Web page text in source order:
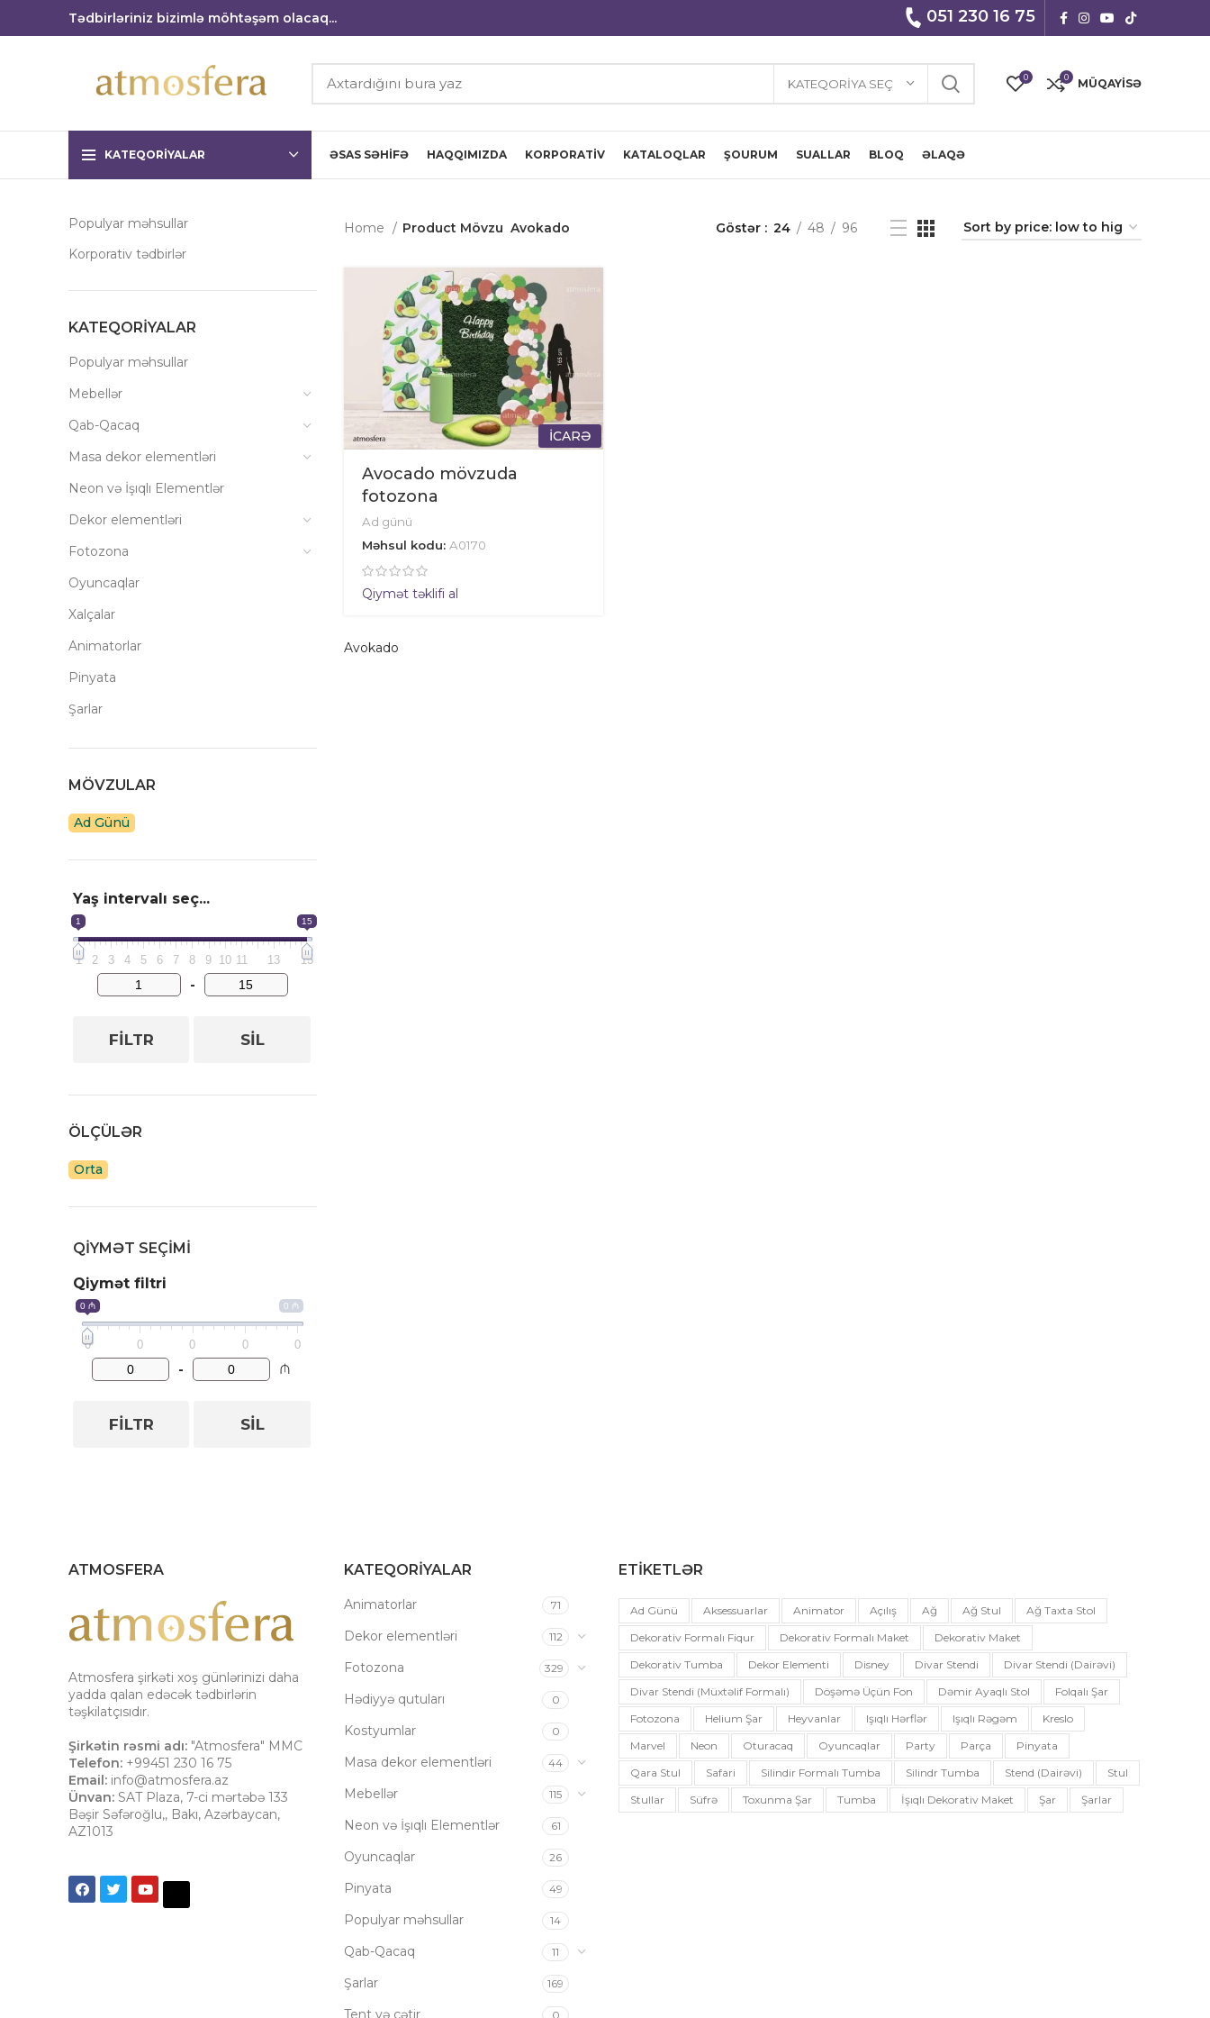
Tədbirləriniz bizimlə möhtəşəm olacaq... 051 230 16 75
KATEQORIYA SEÇ 0 0 MÜQAYISƏ
KATEQORIYALAR ƏSAS SƏHIFƏ HAQQIMIZDA KORPORATIV KATALOQLAR ŞOURUM SUALLAR BLOQ ƏLAQƏ
Populyar məhsullar
Korporativ tədbirlər
KATEQORIYALAR
Populyar məhsullar
Mebellər
Qab-Qacaq
Masa dekor elementləri
Neon və İşıqlı Elementlər
Dekor elementləri
Fotozona
Oyuncaqlar
Xalçalar
Animatorlar
Pinyata
Şarlar
MÖVZULAR
Ad Günü
Yaş intervalı seç...
1 15
1 2 3 4 5 6 7 8 9 10 11 13 15
-
FILTR SIL
ÖLÇÜLƏR
Orta
QIYMƏT SEÇIMI
Qiymət filtri
0 ₼
0 ₼
0 0 0 0 0
- ₼
FILTR SIL
Home Product Mövzu Avokado Göstər 24 48 96
İCARƏ
Avocado mövzuda
fotozona
Ad günü
Məhsul kodu: A0170
Qiymət təklifi al
Avokado
ATMOSFERA
Atmosfera şirkəti xoş günlərinizi daha
yadda qalan edəcək tədbirlərin
təşkilatçısıdır.
Şirkətin rəsmi adı: "Atmosfera" MMC
Telefon: +99451 230 16 75
Email: info@atmosfera.az
Ünvan: SAT Plaza, 7-ci mərtəbə 133
Bəşir Səfəroğlu,, Bakı, Azərbaycan,
AZ1013
KATEQORIYALAR
Animatorlar 71
Dekor elementləri 112
Fotozona 329
Hədiyyə qutuları 0
Kostyumlar 0
Masa dekor elementləri 44
Mebellər 115
Neon və İşıqlı Elementlər 61
Oyuncaqlar 26
Pinyata 49
Populyar məhsullar 14
Qab-Qacaq 11
Şarlar 169
Tent və çətir 0
ETIKETLƏR
Ad Günü Aksessuarlar Animator Açılış Ağ Ağ Stul
Ağ Taxta Stol
Dekorativ Formalı Fiqur
Dekorativ Formalı Maket
Dekorativ Maket
Dekorativ Tumba
Dekor Elementi Disney Divar Stendi
Divar Stendi (dairəvi)
Divar Stendi (müxtəlif Formalı)
Döşəmə Üçün Fon Dəmir Ayaqlı Stol
Folqalı Şar
Fotozona
Helium Şar Heyvanlar Işıqlı Hərflər Işıqlı Rəgəm
Kreslo
Marvel
Neon Oturacaq Oyuncaqlar Party Parça
Pinyata
Qara Stul
Safari Silindir Formalı Tumba Silindr Tumba Stend (dairəvi)
Stul
Stullar
Süfrə Toxunma Şar Tumba İşıqlı Dekorativ Maket Şar Şarlar